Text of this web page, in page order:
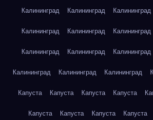
Калининград Калининград Калининград
Калининград Калининград Калининград
Калининград Калининград Калининград
Калининград Калининград Калининград
Капуста Капуста Капуста Капуста
Капуста Капуста Капуста Капуста